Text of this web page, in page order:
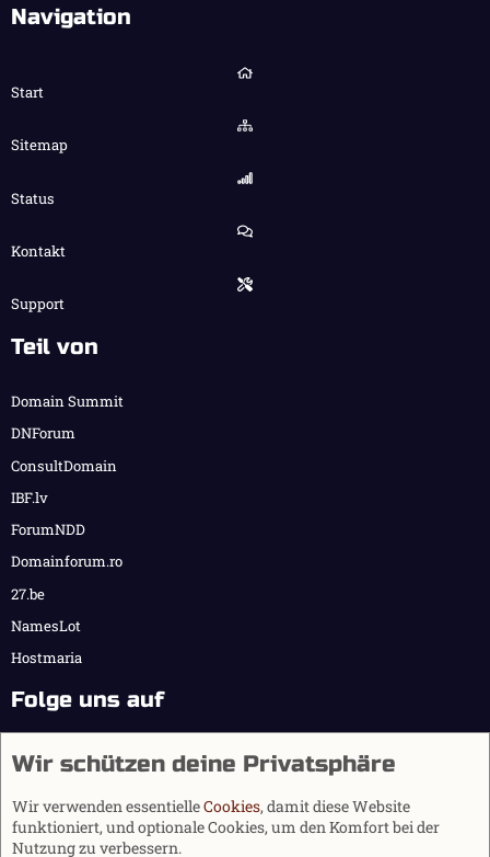
Navigation
Start
Sitemap
Status
Kontakt
Support
Teil von
Domain Summit
DNForum
ConsultDomain
IBF.lv
ForumNDD
Domainforum.ro
27.be
NamesLot
Hostmaria
Folge uns auf
Wir schützen deine Privatsphäre
Wir verwenden essentielleCookies, damit diese Website
funktioniert, und optionale Cookies, um den Komfort bei der
Nutzung zu verbessern.